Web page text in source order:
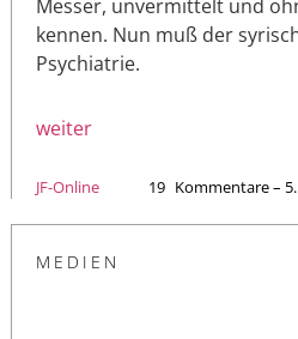
Messer, unvermittelt und
kennen. Nun muß der
Psychiatrie.
weiter
JF-Online 19 Kommentare –
MEDIEN